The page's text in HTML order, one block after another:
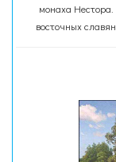
монаха
восточных